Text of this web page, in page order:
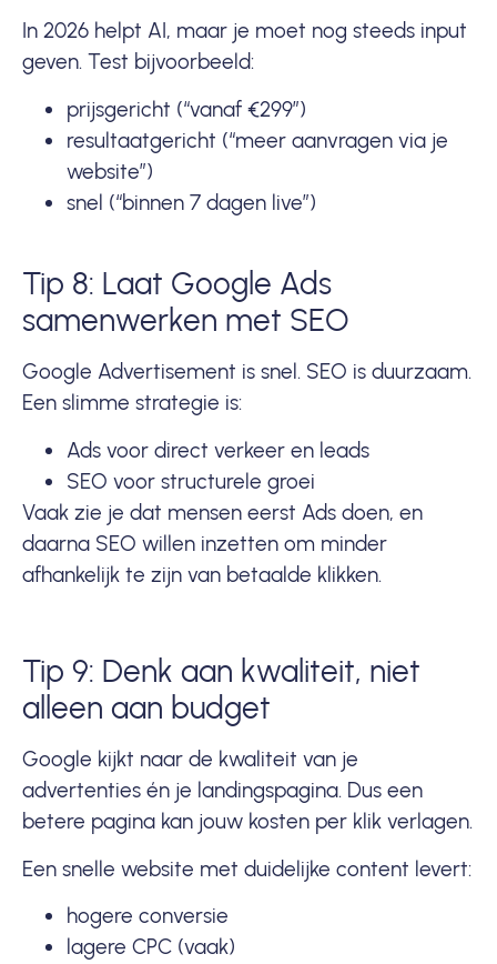
In 2026 helpt AI, maar je moet nog steeds input
geven. Test bijvoorbeeld:
prijsgericht (“vanaf €299”)
resultaatgericht (“meer aanvragen via je
website”)
snel (“binnen 7 dagen live”)
Tip 8: Laat Google Ads
samenwerken met SEO
Google Advertisement is snel. SEO is duurzaam.
Een slimme strategie is:
Ads voor direct verkeer en leads
SEO voor structurele groei
Vaak zie je dat mensen eerst Ads doen, en
daarna SEO willen inzetten om minder
afhankelijk te zijn van betaalde klikken.
Tip 9: Denk aan kwaliteit, niet
alleen aan budget
Google kijkt naar de kwaliteit van je
advertenties én je landingspagina. Dus een
betere pagina kan jouw kosten per klik verlagen.
Een snelle website met duidelijke content levert:
hogere conversie
lagere CPC (vaak)